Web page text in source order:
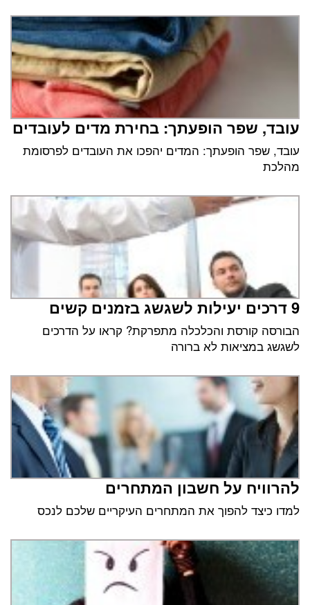
עובד, שפר הופעתך: בחירת מדים לעובדים
עובד, שפר הופעתך: המדים יהפכו את העובדים לפרסומת
מהלכת
9 דרכים יעילות לשגשג בזמנים קשים
הבורסה קורסת והכלכלה מתפרקת? קראו על הדרכים
לשגשג במציאות לא ברורה
להרוויח על חשבון המתחרים
למדו כיצד להפוך את המתחרים העיקריים שלכם לנכס